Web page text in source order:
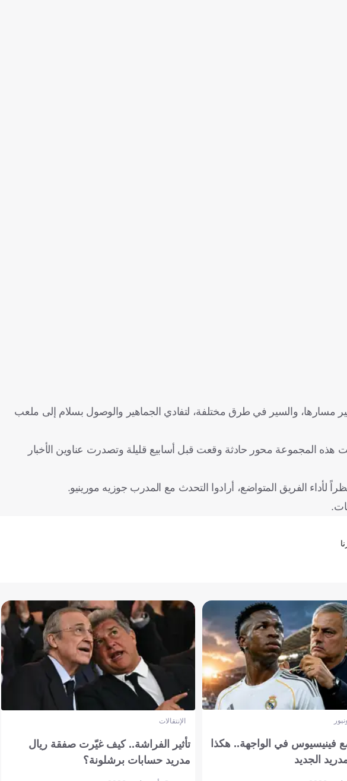
مسارها، والسير في طرق مختلفة، لتفادي الجماهير والوصول بسلام إلى ملعب
هذه المجموعة محور حادثة وقعت قبل أسابيع قليلة وتصدرت عناوين الأخبار
فينيسيوس في الواجهة.. هكذا
الجديد
الإنتقالات
تأثير الفراشة.. كيف غيّرت صفقة ريال
مدريد حسابات برشلونة؟